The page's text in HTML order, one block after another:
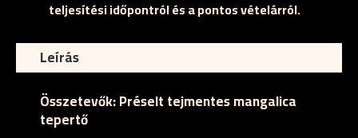
teljesítési időpontról és a pontos vételárról.
Leírás
Összetevők:Préselt tejmentes mangalica
tepertő